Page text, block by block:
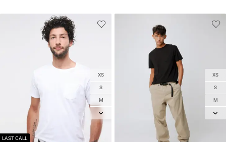
XS
S
M
L
LAST CALL
XS
S
M
L
XL
2XL